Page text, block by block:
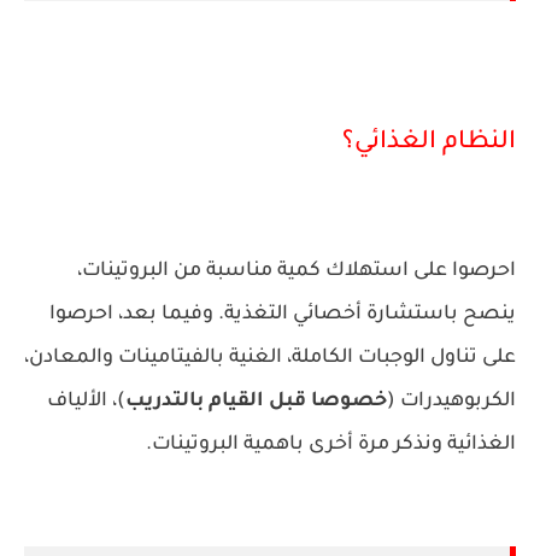
النظام الغذائي؟
احرصوا على استهلاك كمية مناسبة من البروتينات،
ينصح باستشارة أخصائي التغذية. وفيما بعد، احرصوا
على تناول الوجبات الكاملة، الغنية بالفيتامينات والمعادن،
الكربوهيدرات (خصوصا قبل القيام بالتدريب)، الألياف
الغذائية ونذكر مرة أخرى باهمية البروتينات.